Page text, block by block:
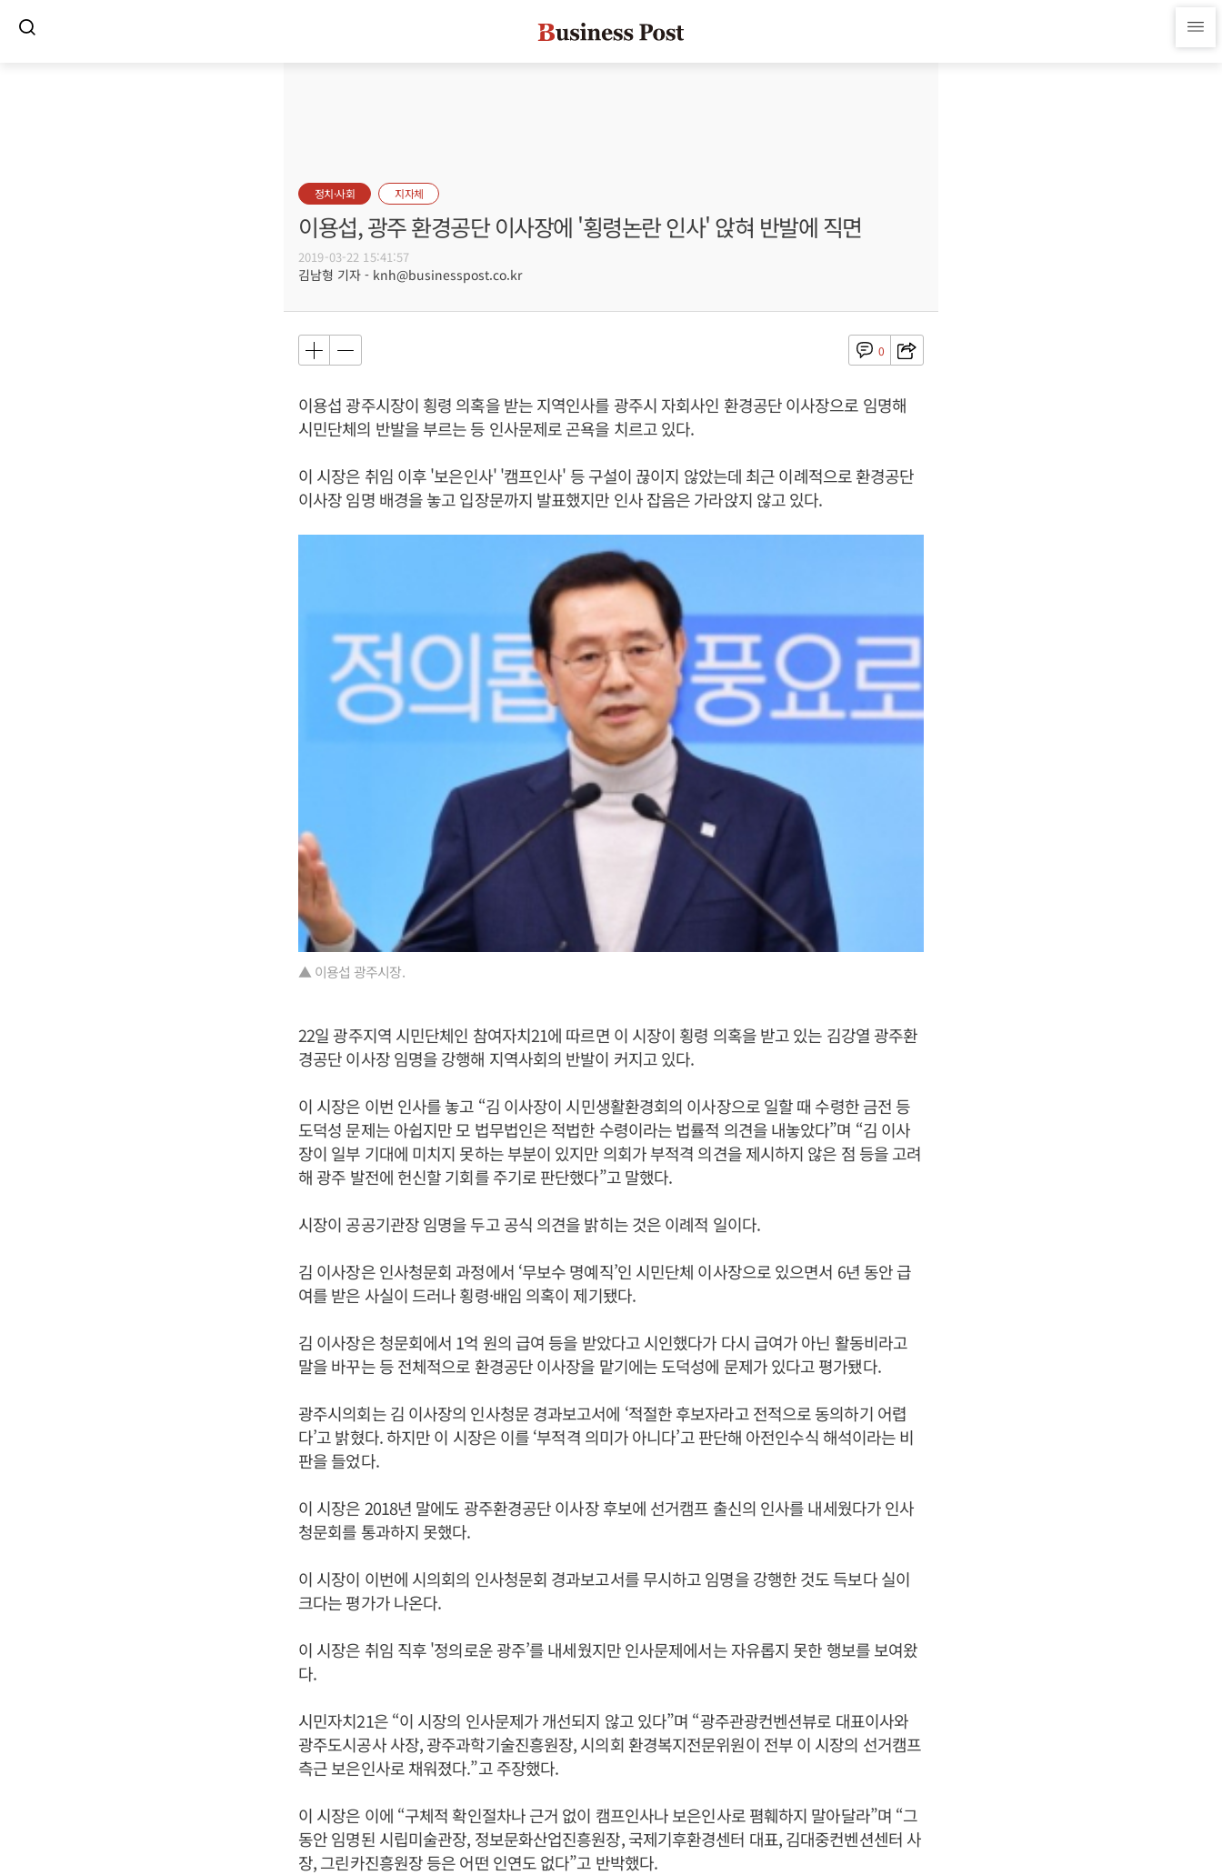
정치·사회 지자체
이용섭, 광주 환경공단 이사장에 '횡령논란 인사' 앉혀 반발에 직면
2019-03-22 15:41:57
김남형 기자 - knh@businesspost.co.kr
0
이용섭 광주시장이 횡령 의혹을 받는 지역인사를 광주시 자회사인 환경공단 이사장으로 임명해
시민단체의 반발을 부르는 등 인사문제로 곤욕을 치르고 있다.
이 시장은 취임 이후 '보은인사' '캠프인사' 등 구설이 끊이지 않았는데 최근 이례적으로 환경공단
이사장 임명 배경을 놓고 입장문까지 발표했지만 인사 잡음은 가라앉지 않고 있다.
▲ 이용섭 광주시장.
22일 광주지역 시민단체인 참여자치21에 따르면 이 시장이 횡령 의혹을 받고 있는 김강열 광주환
경공단 이사장 임명을 강행해 지역사회의 반발이 커지고 있다.
이 시장은 이번 인사를 놓고 “김 이사장이 시민생활환경회의 이사장으로 일할 때 수령한 금전 등
도덕성 문제는 아쉽지만 모 법무법인은 적법한 수령이라는 법률적 의견을 내놓았다”며 “김 이사
장이 일부 기대에 미치지 못하는 부분이 있지만 의회가 부적격 의견을 제시하지 않은 점 등을 고려
해 광주 발전에 헌신할 기회를 주기로 판단했다”고 말했다.
시장이 공공기관장 임명을 두고 공식 의견을 밝히는 것은 이례적 일이다.
김 이사장은 인사청문회 과정에서 ‘무보수 명예직’인 시민단체 이사장으로 있으면서 6년 동안 급
여를 받은 사실이 드러나 횡령·배임 의혹이 제기됐다.
김 이사장은 청문회에서 1억 원의 급여 등을 받았다고 시인했다가 다시 급여가 아닌 활동비라고
말을 바꾸는 등 전체적으로 환경공단 이사장을 맡기에는 도덕성에 문제가 있다고 평가됐다.
광주시의회는 김 이사장의 인사청문 경과보고서에 ‘적절한 후보자라고 전적으로 동의하기 어렵
다’고 밝혔다. 하지만 이 시장은 이를 ‘부적격 의미가 아니다’고 판단해 아전인수식 해석이라는 비
판을 들었다.
이 시장은 2018년 말에도 광주환경공단 이사장 후보에 선거캠프 출신의 인사를 내세웠다가 인사
청문회를 통과하지 못했다.
이 시장이 이번에 시의회의 인사청문회 경과보고서를 무시하고 임명을 강행한 것도 득보다 실이
크다는 평가가 나온다.
이 시장은 취임 직후 '정의로운 광주’를 내세웠지만 인사문제에서는 자유롭지 못한 행보를 보여왔
다.
시민자치21은 “이 시장의 인사문제가 개선되지 않고 있다”며 “광주관광컨벤션뷰로 대표이사와
광주도시공사 사장, 광주과학기술진흥원장, 시의회 환경복지전문위원이 전부 이 시장의 선거캠프
측근 보은인사로 채워졌다.”고 주장했다.
이 시장은 이에 “구체적 확인절차나 근거 없이 캠프인사나 보은인사로 폄훼하지 말아달라”며 “그
동안 임명된 시립미술관장, 정보문화산업진흥원장, 국제기후환경센터 대표, 김대중컨벤션센터 사
장, 그린카진흥원장 등은 어떤 인연도 없다”고 반박했다.